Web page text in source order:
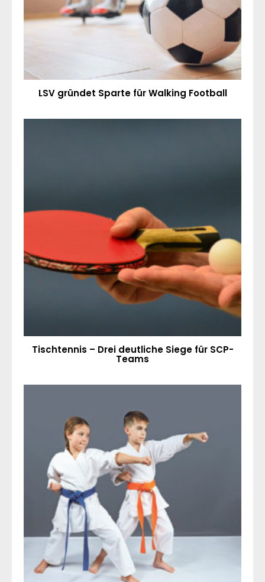
LSV gründet Sparte für Walking Football
Tischtennis – Drei deutliche Siege für SCP-
Teams